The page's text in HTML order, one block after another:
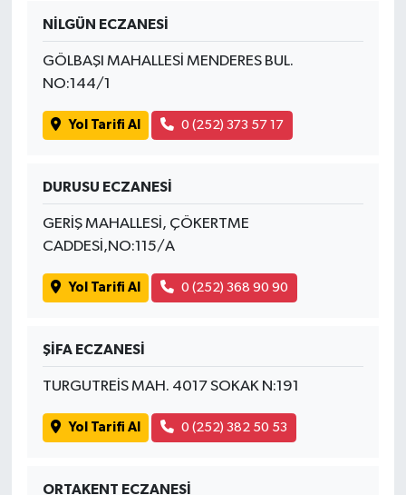
NİLGÜN ECZANESİ
GÖLBAŞI MAHALLESİ MENDERES BUL.
NO:144/1
Yol Tarifi Al 0 (252) 373 57 17
DURUSU ECZANESİ
GERİŞ MAHALLESİ, ÇÖKERTME
CADDESİ,NO:115/A
Yol Tarifi Al 0 (252) 368 90 90
ŞİFA ECZANESİ
TURGUTREİS MAH. 4017 SOKAK N:191
Yol Tarifi Al 0 (252) 382 50 53
ORTAKENT ECZANESİ
SİYASET
VEFATLAR
Yerel